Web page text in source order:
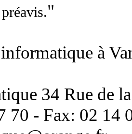
"
à
34 Rue de
70 - Fax: 02 14